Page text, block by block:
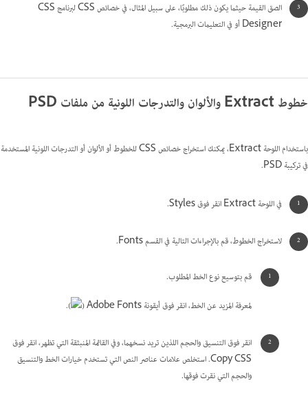
الصق القيمة حيثما يكون ذلك مطلوبًا، على سبيل المثال، في خصائص CSS لبرنامج CSS
Designer أو في التعليمات البرمجية.
خطوط Extract والألوان والتدرجات اللونية من ملفات PSD
باستخدام اللوحة Extract، يمكنك استخراج خصائص CSS للخطوط أو الألوان أو التدرجات اللونية المستخدمة
في تركيبة PSD.
في اللوحة Extract انقر فوق Styles.
لاستخراج الخطوط، قم بالإجراءات التالية في القسم Fonts.
قم بتوسيع نوع الخط المطلوب.
لمعرفة المزيد عن الخط، انقر فوق أيقونة Adobe Fonts (
).
انقر فوق التنسيق والحجم اللذين تريد نسخهما، وفي القائمة المنبثقة التي تظهر، انقر فوق
Copy CSS. استخلص علامات عناصر النص التي تستخدم خيارات الخط والتنسيق
والحجم التي نقرت فوقها.